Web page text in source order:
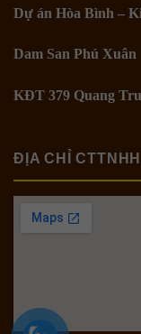
Dự án Hòa Bình –
Dam San Phú Xuân
KĐT 379 Quang
ĐỊA CHỈ